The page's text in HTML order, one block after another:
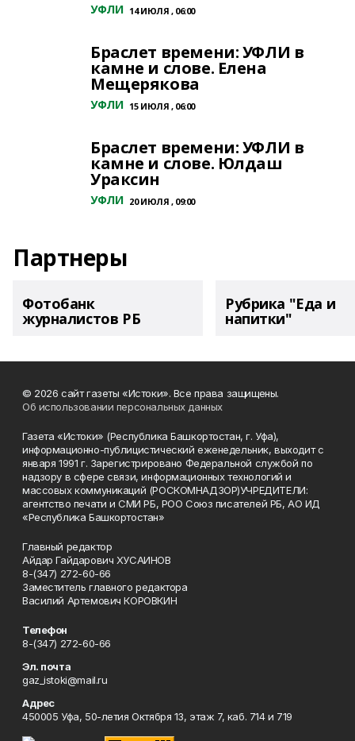
УФЛИ 14 ИЮЛЯ , 06:00
Браслет времени: УФЛИ в
камне и слове. Елена
Мещерякова
УФЛИ 15 ИЮЛЯ , 06:00
Браслет времени: УФЛИ в
камне и слове. Юлдаш
Ураксин
УФЛИ 20 ИЮЛЯ , 09:00
Партнеры
Фотобанк
журналистов РБ
Рубрика "Еда и
напитки"
© 2026 сайт газеты «Истоки». Все права защищены.
Об использовании персональных данных
Газета «Истоки» (Республика Башкортостан, г. Уфа),
информационно-публицистический еженедельник, выходит с
января 1991 г. Зарегистрировано Федеральной службой по
надзору в сфере связи, информационных технологий и
массовых коммуникаций (РОСКОМНАДЗОР)УЧРЕДИТЕЛИ:
агентство печати и СМИ РБ, РОО Союз писателей РБ, АО ИД
«Республика Башкортостан»
Главный редактор
Айдар Гайдарович ХУСАИНОВ
8-(347) 272-60-66
Заместитель главного редактора
Василий Артемович КОРОВКИН
Телефон
8-(347) 272-60-66
Эл. почта
gaz_istoki@mail.ru
Адрес
450005 Уфа, 50-летия Октября 13, этаж 7, каб. 714 и 719